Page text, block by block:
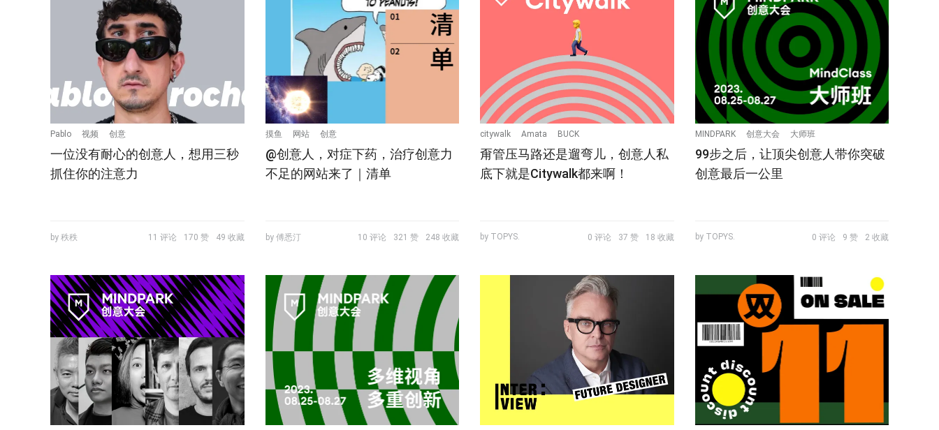
Pablo 视频 创意
一位没有耐心的创意人，想用三秒
抓住你的注意力
by 秩秩 11 评论 170 赞 49 收藏
摸鱼 网站 创意
@创意人，对症下药，治疗创意力
不足的网站来了｜清单
by 傅悉汀 10 评论 321 赞 248 收藏
citywalk Amata BUCK
甭管压马路还是遛弯儿，创意人私
底下就是Citywalk都来啊！
by TOPYS. 0 评论 37 赞 18 收藏
MINDPARK 创意大会 大师班
99步之后，让顶尖创意人带你突破
创意最后一公里
by TOPYS. 0 评论 9 赞 2 收藏